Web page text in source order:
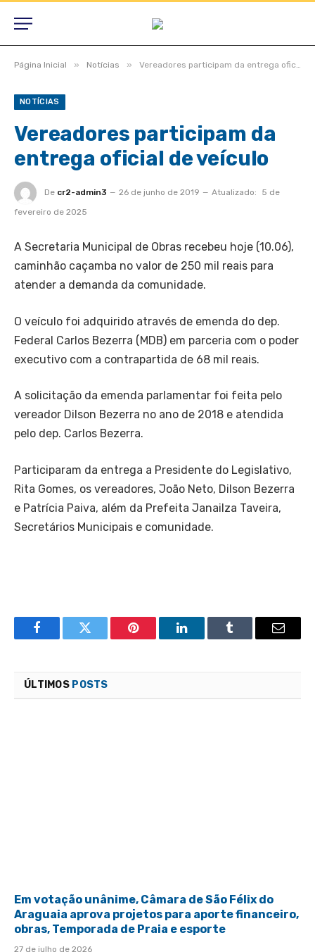
Página Inicial » Notícias » Vereadores participam da entrega oficial de veículo
NOTÍCIAS
Vereadores participam da
entrega oficial de veículo
De cr2-admin3 26 de junho de 2019 Atualizado:
5 de
fevereiro de 2025
A Secretaria Municipal de Obras recebeu hoje (10.06),
caminhão caçamba no valor de 250 mil reais para
atender a demanda da comunidade.
O veículo foi adquirido através de emenda do dep.
Federal Carlos Bezerra (MDB) em parceria com o poder
executivo com a contrapartida de 68 mil reais.
A solicitação da emenda parlamentar foi feita pelo
vereador Dilson Bezerra no ano de 2018 e atendida
pelo dep. Carlos Bezerra.
Participaram da entrega a Presidente do Legislativo,
Rita Gomes, os vereadores, João Neto, Dilson Bezerra
e Patrícia Paiva, além da Prefeita Janailza Taveira,
Secretários Municipais e comunidade.
FacebookTwitter Pinterest LinkedInTumblr Email
ÚLTIMOS POSTS
Em votação unânime, Câmara de São Félix do
Araguaia aprova projetos para aporte financeiro,
obras, Temporada de Praia e esporte
27 de julho de 2026